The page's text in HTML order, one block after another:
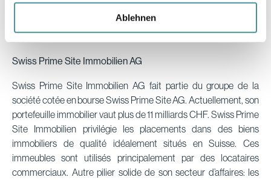
Ablehnen
Swiss Prime Site Immobilien AG
Swiss Prime Site Immobilien AG fait partie du groupe de la
société cotée en bourse Swiss Prime Site AG. Actuellement, son
portefeuille immobilier vaut plus de 11 milliards CHF. Swiss Prime
Site Immobilien privilégie les placements dans des biens
immobiliers de qualité idéalement situés en Suisse. Ces
immeubles sont utilisés principalement par des locataires
commerciaux. Autre pilier solide de son secteur d’affaires: les